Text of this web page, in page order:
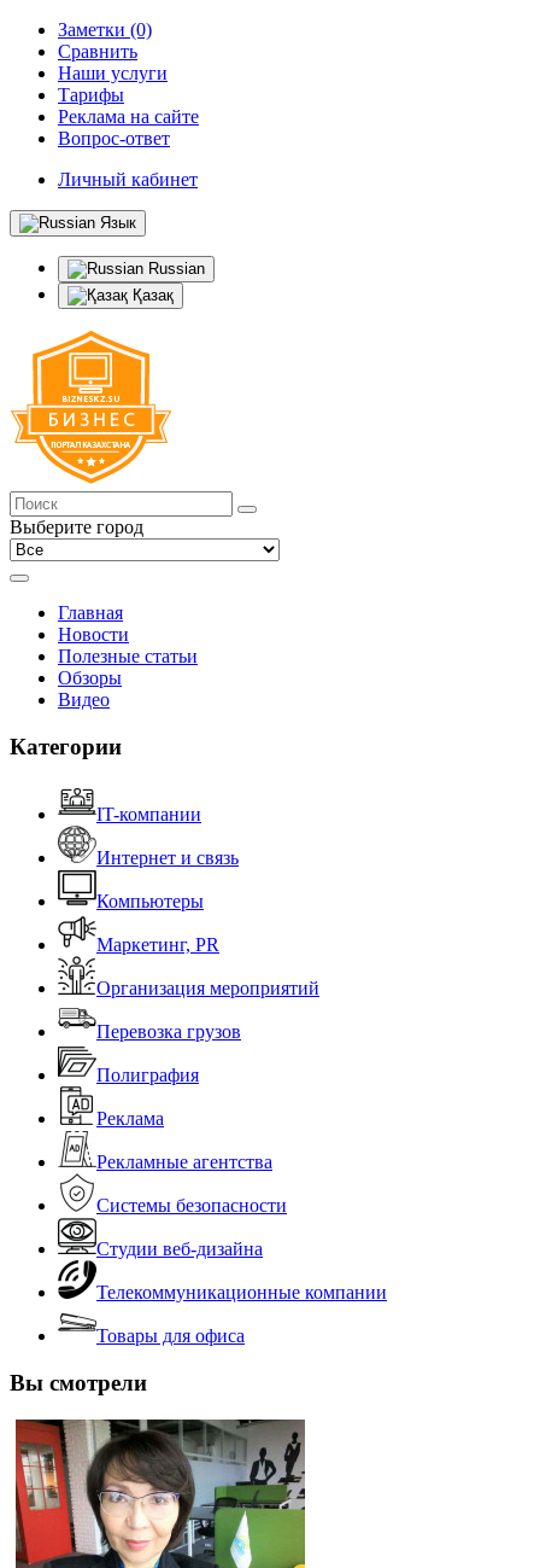
Заметки (0)
Сравнить
Наши услуги
Тарифы
Реклама на сайте
Вопрос-ответ
Личный кабинет
Язык
Russian
Қазақ
Выберите город
Главная
Новости
Полезные статьи
Обзоры
Видео
Категории
IT-компании
Интернет и связь
Компьютеры
Маркетинг, PR
Организация мероприятий
Перевозка грузов
Полиграфия
Реклама
Рекламные агентства
Системы безопасности
Студии веб-дизайна
Телекоммуникационные компании
Товары для офиса
Вы смотрели